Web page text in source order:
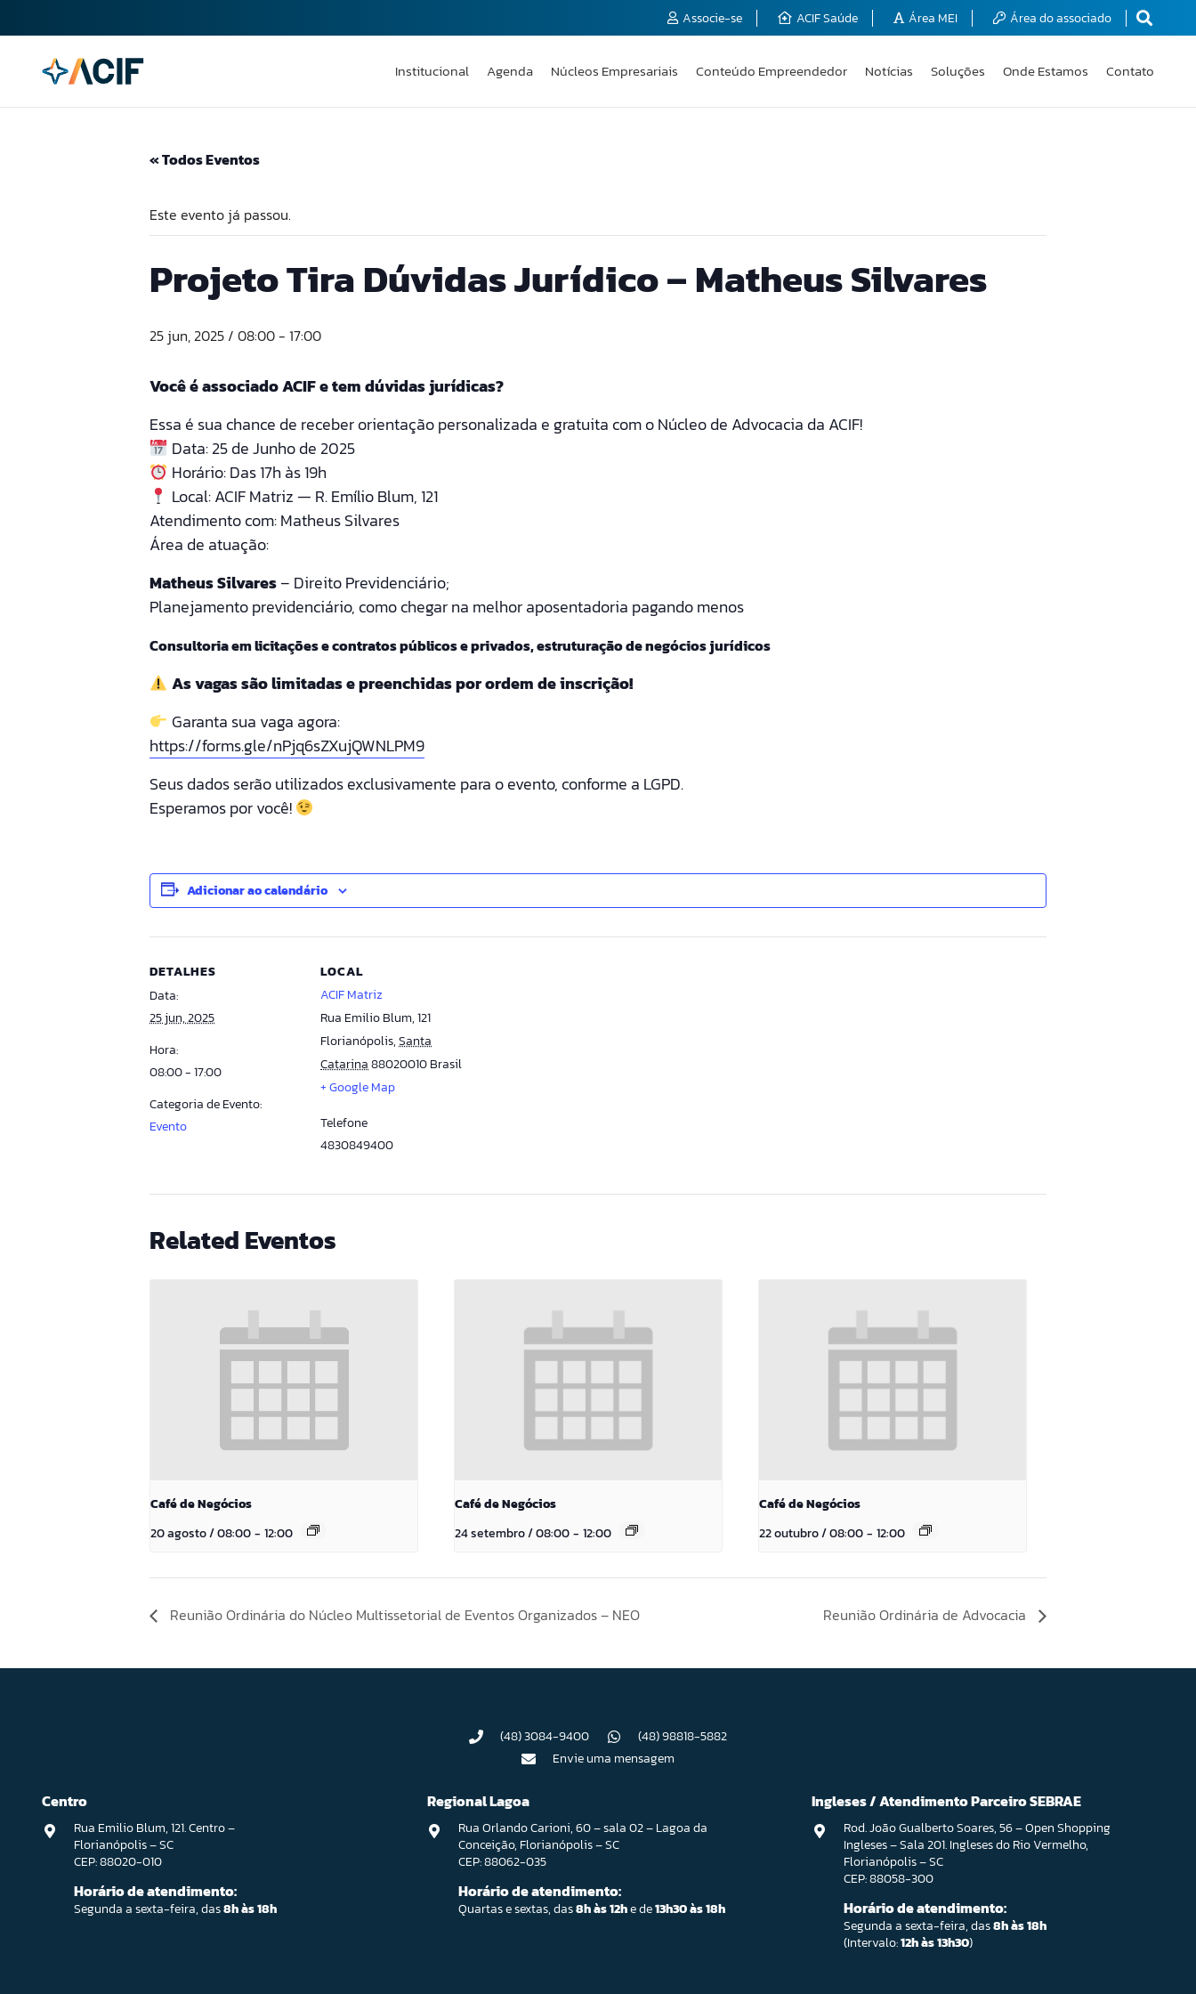
Associe-se ACIF Saúde Área MEI Área do associado
Institucional Agenda Núcleos Empresariais Conteúdo Empreendedor Notícias Soluções Onde Estamos Contato
« Todos Eventos
Este evento já passou.
Projeto Tira Dúvidas Jurídico – Matheus Silvares
25 jun, 2025 / 08:00- 17:00
Você é associado ACIF e tem dúvidas jurídicas?
Essa é sua chance de receber orientação personalizada e gratuita com o Núcleo de Advocacia da ACIF!
Data: 25 de Junho de 2025
Horário: Das 17h às 19h
Local: ACIF Matriz — R. Emílio Blum, 121
Atendimento com: Matheus Silvares
Área de atuação:
Matheus Silvares– Direito Previdenciário;
Planejamento previdenciário, como chegar na melhor aposentadoria pagando menos
Consultoria em licitações e contratos públicos e privados, estruturação de negócios jurídicos
As vagas são limitadas e preenchidas por ordem de inscrição!
Garanta sua vaga agora:
https://forms.gle/nPjq6sZXujQWNLPM9
Seus dados serão utilizados exclusivamente para o evento, conforme a LGPD.
Esperamos por você!
Adicionar ao calendário
DETALHES
Data:
25 jun, 2025
Hora:
08:00 - 17:00
Categoria de Evento:
Evento
LOCAL
ACIF Matriz
Rua Emilio Blum, 121
Florianópolis,Santa
Catarina88020010Brasil
+ Google Map
Telefone
4830849400
Related Eventos
Café de Negócios
20 agosto / 08:00- 12:00
Café de Negócios
24 setembro / 08:00- 12:00
Café de Negócios
22 outubro / 08:00- 12:00
Reunião Ordinária do Núcleo Multissetorial de Eventos Organizados – NEO Reunião Ordinária de Advocacia
(48) 3084-9400
(48) 98818-5882
Envie uma mensagem
Centro
Rua Emilio Blum, 121. Centro –
Florianópolis – SC
CEP: 88020-010
Horário de atendimento:
Segunda a sexta-feira, das8h às 18h
Regional Lagoa
Rua Orlando Carioni, 60 – sala 02 – Lagoa da
Conceição, Florianópolis – SC
CEP: 88062-035
Horário de atendimento:
Quartas e sextas, das8h às 12he de13h30 às 18h
Ingleses / Atendimento Parceiro SEBRAE
Rod. João Gualberto Soares, 56 – Open Shopping
Ingleses – Sala 201. Ingleses do Rio Vermelho,
Florianópolis – SC
CEP: 88058-300
Horário de atendimento:
Segunda a sexta-feira, das8h às 18h
(Intervalo:12h às 13h30)